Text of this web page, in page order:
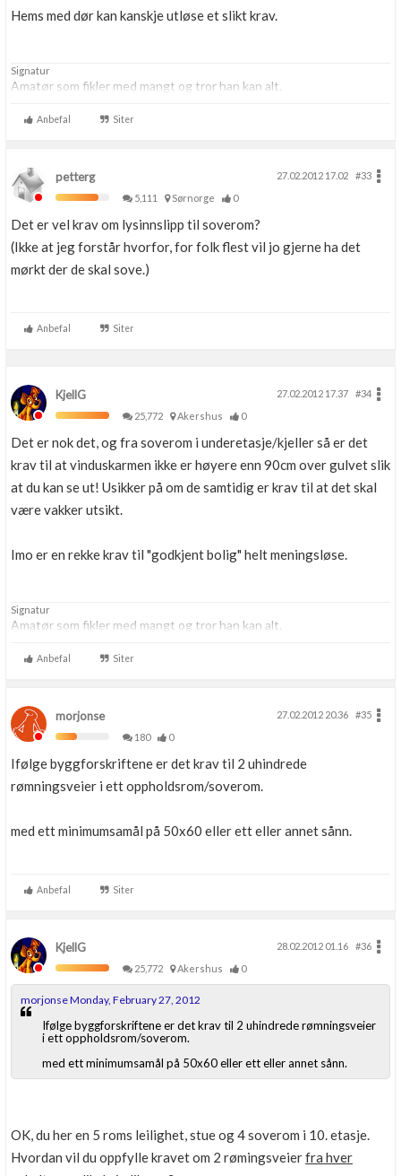
Hems med dør kan kanskje utløse et slikt krav.
Signatur
Amatør som fikler med mangt og tror han kan alt.
Anbefal Siter
petterg 27.02.2012 17.02
#33
5,111
Sørnorge 0
Det er vel krav om lysinnslipp til soverom?
(Ikke at jeg forstår hvorfor, for folk flest vil jo gjerne ha det
mørkt der de skal sove.)
Anbefal Siter
KjellG 27.02.2012 17.37
#34
25,772
Akershus 0
Det er nok det, og fra soverom i underetasje/kjeller så er det
krav til at vinduskarmen ikke er høyere enn 90cm over gulvet slik
at du kan se ut! Usikker på om de samtidig er krav til at det skal
være vakker utsikt.
Imo er en rekke krav til "godkjent bolig" helt meningsløse.
Signatur
Amatør som fikler med mangt og tror han kan alt.
Anbefal Siter
morjonse 27.02.2012 20.36
#35
180
0
Ifølge byggforskriftene er det krav til 2 uhindrede
rømningsveier i ett oppholdsrom/soverom.
med ett minimumsamål på 50x60 eller ett eller annet sånn.
Anbefal Siter
KjellG 28.02.2012 01.16
#36
25,772
Akershus 0
morjonse Monday, February 27, 2012
Ifølge byggforskriftene er det krav til 2 uhindrede rømningsveier
i ett oppholdsrom/soverom.
med ett minimumsamål på 50x60 eller ett eller annet sånn.
OK, du her en 5 roms leilighet, stue og 4 soverom i 10. etasje.
Hvordan vil du oppfylle kravet om 2 rømingsveierfra hver